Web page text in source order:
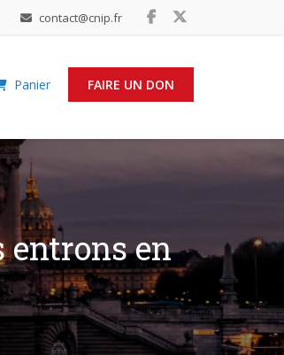
contact@cnip.fr
FAIRE UN DON
Panier
entrons en